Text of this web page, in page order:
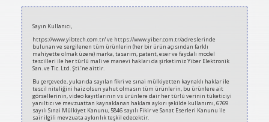
2021-
Sayın Kullanıcı,
https://www.yibtech.com.tr/ ve https://www.yiber.com.tr/adreslerinde
bulunan ve sergilenen tüm ürünlerin (her bir ürün açısından farklı
mahiyette olmak üzere) marka, tasarım, patent, eser ve faydalı model
tescilleri ile her türlü mali ve manevi hakları da şirketimiz Yiber Elektronik
San. ve Tic. Ltd. Şti.’ne aittir.
Bu çerçevede, yukarıda sayılan fikri ve sınai mülkiyetten kaynaklı haklar ile
tescil niteliğini haiz olsun yahut olmasın tüm ürünlerin, bu ürünlere ait
görsellerinin, video kayıtlarının vs ürünlere dair her türlü verinin tüketiciyi
yanıltıcı ve mevzuattan kaynaklanan haklara aykırı şekilde kullanımı, 6769
sayılı Sınai Mülkiyet Kanunu, 5846 sayılı Fikir ve Sanat Eserleri Kanunu ile
sair ilgili mevzuata aykırılık teşkil edecektir.